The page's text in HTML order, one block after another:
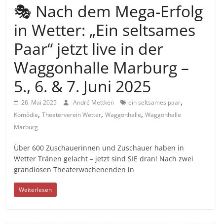
🎭 Nach dem Mega-Erfolg
in Wetter: „Ein seltsames
Paar“ jetzt live in der
Waggonhalle Marburg –
5., 6. & 7. Juni 2025
26. Mai 2025 André Mettken ein seltsames paar,
Komödie,Theaterverein Wetter,Waggonhalle,Waggonhalle
Marburg
Über 600 Zuschauerinnen und Zuschauer haben in
Wetter Tränen gelacht – jetzt sind SIE dran! Nach zwei
grandiosen Theaterwochenenden in
Weiterlesen